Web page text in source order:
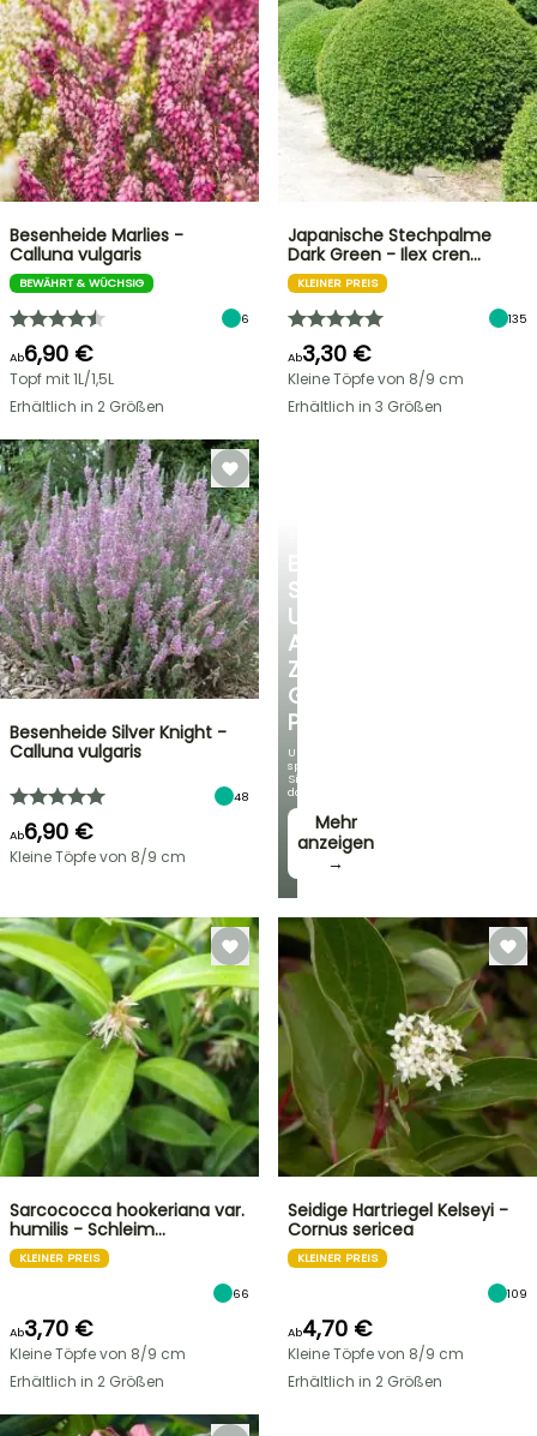
SIE
UNSERE
AUSWAHL
ZU
GÜNSTIGEN
PREISEN
Und
sparen
Sie
dabei!
Mehr
anzeigen
→
Besenheide Marlies -
Calluna vulgaris
BEWÄHRT & WÜCHSIG
6
Ab6,90 €
Topf mit 1L/1,5L
Erhältlich in 2 Größen
Japanische Stechpalme
Dark Green - Ilex cren…
KLEINER PREIS
135
Ab3,30 €
Kleine Töpfe von 8/9 cm
Erhältlich in 3 Größen
Besenheide Silver Knight -
Calluna vulgaris
48
Ab6,90 €
Kleine Töpfe von 8/9 cm
Sarcococca hookeriana var.
humilis - Schleim…
KLEINER PREIS
66
Ab3,70 €
Kleine Töpfe von 8/9 cm
Erhältlich in 2 Größen
Seidige Hartriegel Kelseyi -
Cornus sericea
KLEINER PREIS
109
Ab4,70 €
Kleine Töpfe von 8/9 cm
Erhältlich in 2 Größen